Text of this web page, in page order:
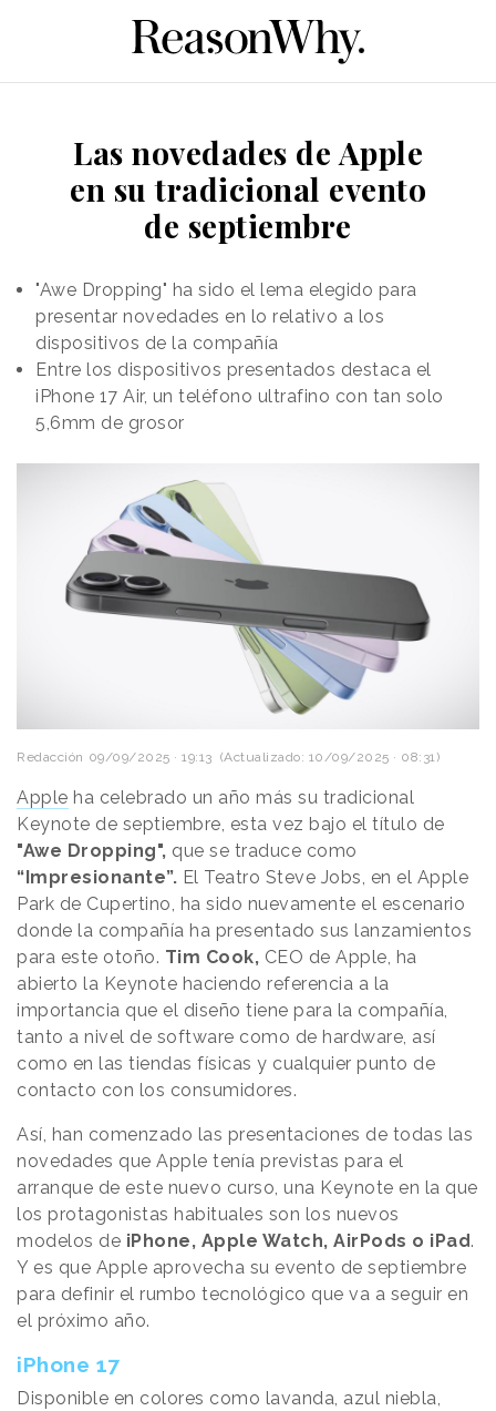
Las novedades de Apple
en su tradicional evento
de septiembre
"Awe Dropping" ha sido el lema elegido para
presentar novedades en lo relativo a los
dispositivos de la compañía
Entre los dispositivos presentados destaca el
iPhone 17 Air, un teléfono ultrafino con tan solo
5,6mm de grosor
Redacción 09/09/2025 · 19:13 (Actualizado: 10/09/2025 · 08:31)
Apple ha celebrado un año más su tradicional
Keynote de septiembre, esta vez bajo el título de
"Awe Dropping", que se traduce como
“Impresionante”. El Teatro Steve Jobs, en el Apple
Park de Cupertino, ha sido nuevamente el escenario
donde la compañía ha presentado sus lanzamientos
para este otoño. Tim Cook, CEO de Apple, ha
abierto la Keynote haciendo referencia a la
importancia que el diseño tiene para la compañía,
tanto a nivel de software como de hardware, así
como en las tiendas físicas y cualquier punto de
contacto con los consumidores.
Así, han comenzado las presentaciones de todas las
novedades que Apple tenía previstas para el
arranque de este nuevo curso, una Keynote en la que
los protagonistas habituales son los nuevos
modelos de iPhone, Apple Watch, AirPods o iPad.
Y es que Apple aprovecha su evento de septiembre
para definir el rumbo tecnológico que va a seguir en
el próximo año.
iPhone 17
Disponible en colores como lavanda, azul niebla,